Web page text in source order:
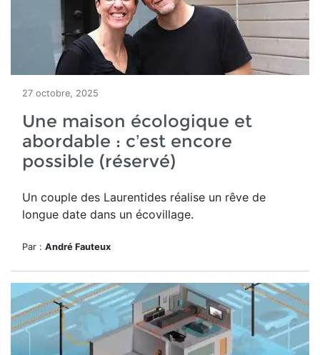
27 octobre, 2025
Une maison écologique et
abordable : c’est encore
possible (réservé)
Un couple des Laurentides réalise un rêve de
longue date dans un écovillage.
Par : André Fauteux